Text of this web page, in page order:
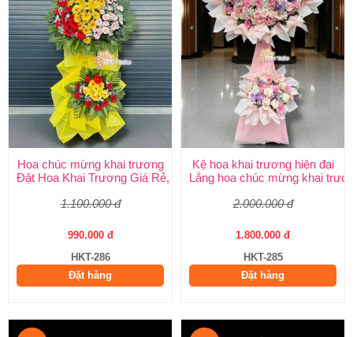
Hoa chúc mừng khai trương
Đặt Hoa Khai Trương Giá Rẻ, Đẹp Sang Trọng – Shop Hoa Khai
1.100.000 đ
990.000 đ
HKT-286
Đặt hàng
Kệ hoa khai trương hiện đại
Lẵng hoa chúc mừng khai
2.000.000 đ
1.800.000 đ
HKT-285
Đặt hàng